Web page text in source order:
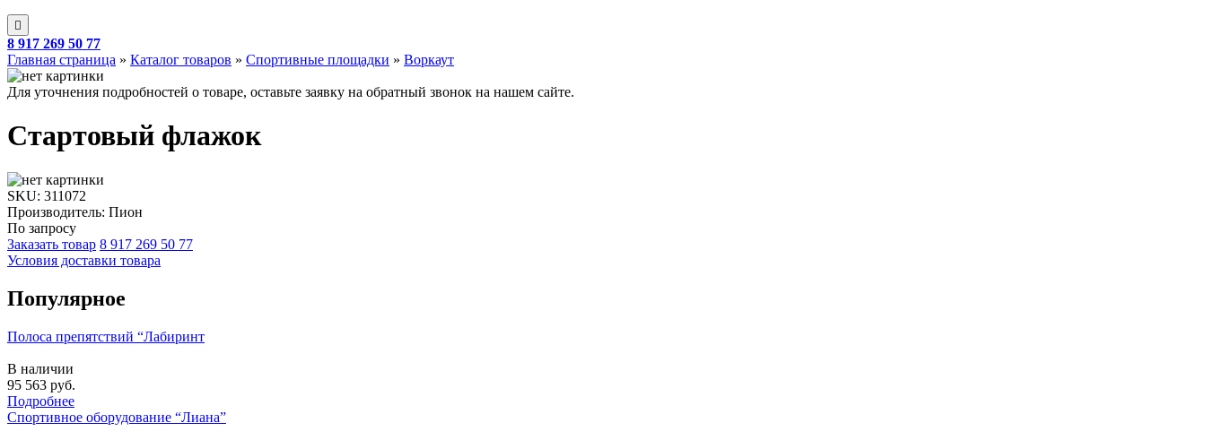
8 917 269 50 77
Главная страница » Каталог товаров » Спортивные площадки » Воркаут
Для уточнения подробностей о товаре, оставьте заявку на обратный звонок на нашем сайте.
Стартовый флажок
SKU: 311072
Производитель: Пион
По запросу
Заказать товар 8 917 269 50 77
Условия доставки товара
Популярное
Полоса препятствий “Лабиринт
В наличии
95 563 руб.
Подробнее
Спортивное оборудование “Лиана”